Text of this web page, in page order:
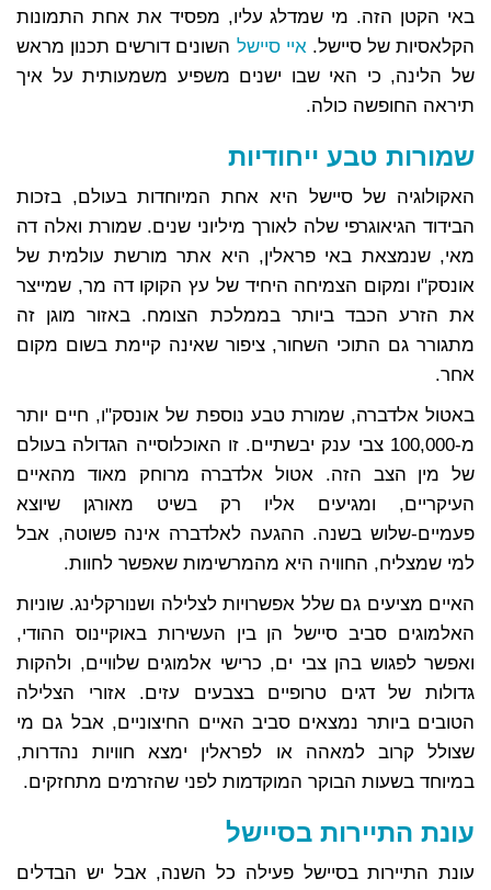
באי הקטן הזה. מי שמדלג עליו, מפסיד את אחת התמונות
הקלאסיות של סיישל. איי סיישל השונים דורשים תכנון מראש
של הלינה, כי האי שבו ישנים משפיע משמעותית על איך
תיראה החופשה כולה.
שמורות טבע ייחודיות
האקולוגיה של סיישל היא אחת המיוחדות בעולם, בזכות
הבידוד הגיאוגרפי שלה לאורך מיליוני שנים. שמורת ואלה דה
מאי, שנמצאת באי פראלין, היא אתר מורשת עולמית של
אונסק"ו ומקום הצמיחה היחיד של עץ הקוקו דה מר, שמייצר
את הזרע הכבד ביותר בממלכת הצומח. באזור מוגן זה
מתגורר גם התוכי השחור, ציפור שאינה קיימת בשום מקום
אחר.
באטול אלדברה, שמורת טבע נוספת של אונסק"ו, חיים יותר
מ-100,000 צבי ענק יבשתיים. זו האוכלוסייה הגדולה בעולם
של מין הצב הזה. אטול אלדברה מרוחק מאוד מהאיים
העיקריים, ומגיעים אליו רק בשיט מאורגן שיוצא
פעמיים-שלוש בשנה. ההגעה לאלדברה אינה פשוטה, אבל
למי שמצליח, החוויה היא מהמרשימות שאפשר לחוות.
האיים מציעים גם שלל אפשרויות לצלילה ושנורקלינג. שוניות
האלמוגים סביב סיישל הן בין העשירות באוקיינוס ההודי,
ואפשר לפגוש בהן צבי ים, כרישי אלמוגים שלוויים, ולהקות
גדולות של דגים טרופיים בצבעים עזים. אזורי הצלילה
הטובים ביותר נמצאים סביב האיים החיצוניים, אבל גם מי
שצולל קרוב למאהה או לפראלין ימצא חוויות נהדרות,
במיוחד בשעות הבוקר המוקדמות לפני שהזרמים מתחזקים.
עונת התיירות בסיישל
עונת התיירות בסיישל פעילה כל השנה, אבל יש הבדלים